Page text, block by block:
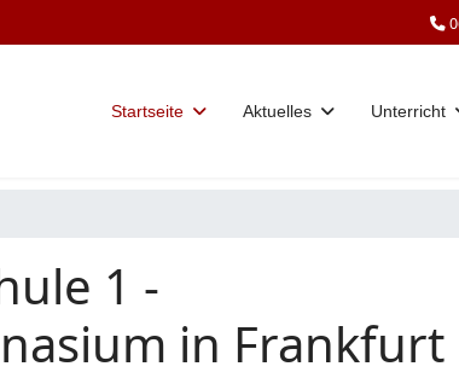
Startseite Aktuelles Unterricht
1 -
in Frankfurt